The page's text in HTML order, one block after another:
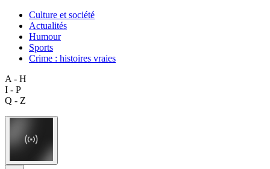
Culture et société
Actualités
Humour
Sports
Crime : histoires vraies
A - H
I - P
Q - Z